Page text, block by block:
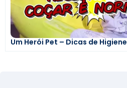
Um Herói Pet – Dicas de Higiene